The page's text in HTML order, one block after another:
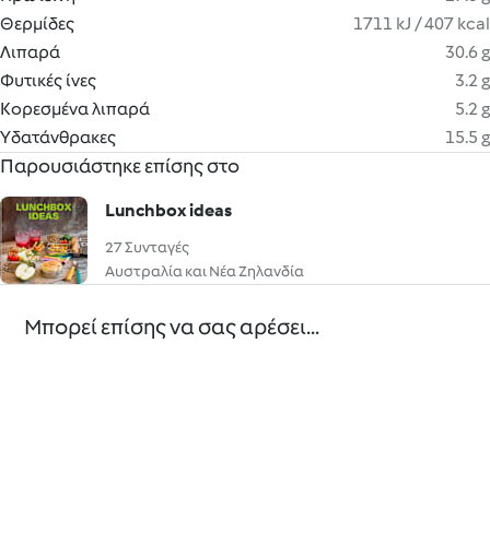
Θερμίδες
1711 kJ / 407 kcal
Λιπαρά
30.6 g
Φυτικές ίνες
3.2 g
Κορεσμένα λιπαρά
5.2 g
Υδατάνθρακες
15.5 g
Παρουσιάστηκε επίσης στο
Lunchbox ideas
27 Συνταγές
Αυστραλία και Νέα Ζηλανδία
Μπορεί επίσης να σας αρέσει...